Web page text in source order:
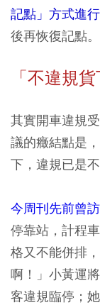
記點」方式進行
後再恢復記點。
「不違規
其實開車違規
議的癥結點是
下，違規已是不
今周刊先前曾
停靠站，計程
格又不能併排
啊！」小黃運
客違規臨停；